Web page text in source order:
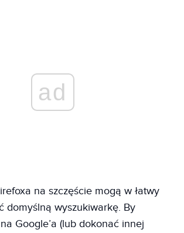
ad
na szczęście mogą w łatwy
domyślną wyszukiwarkę. By
Google’a (lub dokonać innej